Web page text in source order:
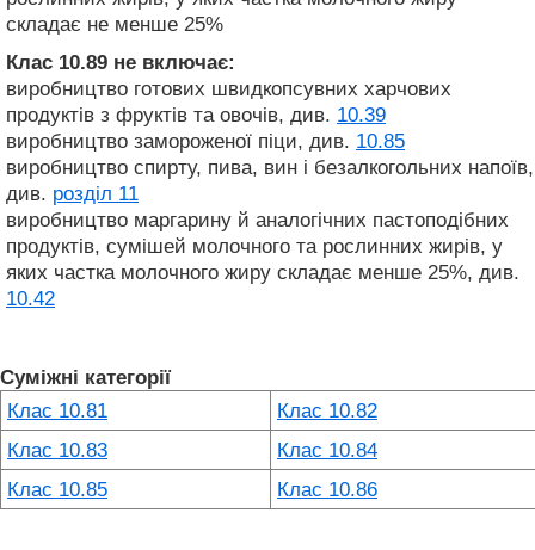
складає не менше 25%
Клас 10.89 не включає:
виробництво готових швидкопсувних харчових
продуктів з фруктів та овочів, див. 10.39
виробництво замороженої піци, див. 10.85
виробництво спирту, пива, вин і безалкогольних напоїв,
див. розділ 11
виробництво маргарину й аналогічних пастоподібних
продуктів, сумішей молочного та рослинних жирів, у
яких частка молочного жиру складає менше 25%, див.
10.42
Суміжні категорії
Клас 10.81
Клас 10.82
Клас 10.83
Клас 10.84
Клас 10.85
Клас 10.86